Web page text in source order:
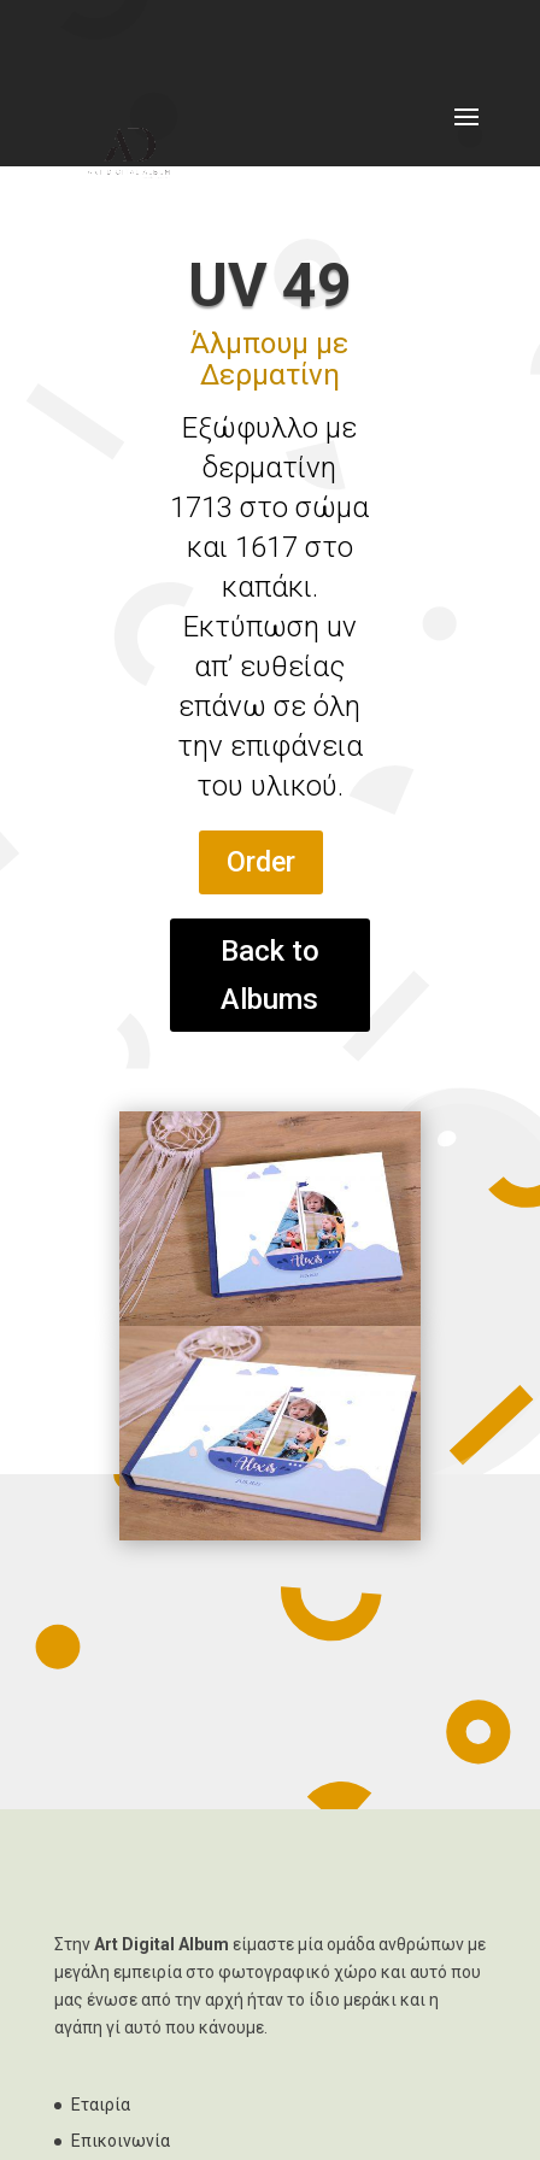
UV 49
Άλμπουμ με
Δερματίνη
Εξώφυλλο με
δερματίνη
1713 στο σώμα
και 1617 στο
καπάκι.
Εκτύπωση uv
απ’ ευθείας
επάνω σε όλη
την επιφάνεια
του υλικού.
Order
Back to
Albums
ΣτηνArt Digital Album είμαστε μία ομάδα ανθρώπων με
μεγάλη εμπειρία στο φωτογραφικό χώρο και αυτό που
μας ένωσε από την αρχή ήταν το ίδιο μεράκι και η
αγάπη γί αυτό που κάνουμε.
Εταιρία
Επικοινωνία